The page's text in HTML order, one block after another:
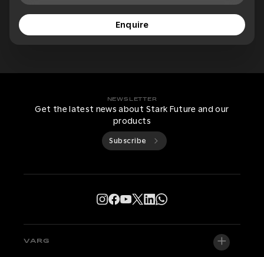
Enquire
NEWSLETTER
Get the latest news about Stark Future and our
products
Subscribe
VARG